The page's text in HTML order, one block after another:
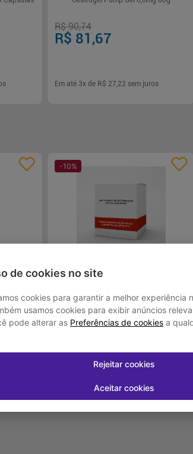
de cookies no site
cookies para garantir a melhor experiência
usamos cookies para exibir anúncios
pode alterar as Preferências de cookies a
Rejeitar cookies
Aceitar cookies
R$ 90,74
R$ 81,67
Em até 3x de R$ 27,22 sem juros
-10%
Utrogestan 200Mg 14Cps
R$ 87,51
R$ 78,76
Comprar